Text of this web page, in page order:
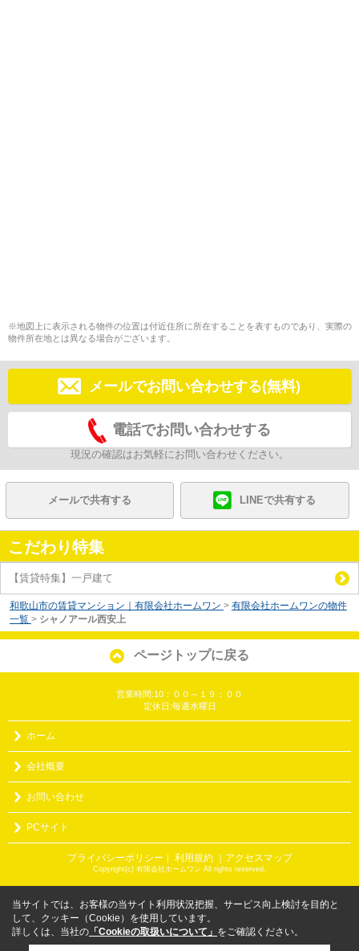
※地図上に表示される物件の位置は付近住所に所在することを表すものであり、実際の
物件所在地とは異なる場合がございます。
メールでお問い合わせする(無料)
電話でお問い合わせする
現況の確認はお気軽にお問い合わせください。
メールで共有する LINEで共有する
こだわり特集
【賃貸特集】一戸建て
和歌山市の賃貸マンション｜有限会社ホームワン > 有限会社ホームワンの物件
一覧 > シャノアール西安上
ページトップに戻る
営業時間:10：００～１９：００
定休日:毎週水曜日
ホーム
会社概要
お問い合わせ
PCサイト
プライバシーポリシー 利用規約 ｜アクセスマップ
Copyright(c) 有限会社ホームワン All rights reserved.
当サイトでは、お客様の当サイト利用状況把握、サービス向上検討を目的と
して、クッキー（Cookie）を使用しています。
詳しくは、当社の 「Cookieの取扱いについて」 をご確認ください。